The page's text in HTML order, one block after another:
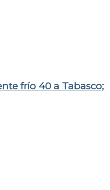
frío 40 a Tabasco;